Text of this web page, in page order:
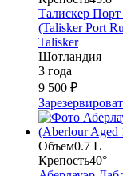
Талискер
(Talisker Port
Talisker
Шотландия
3 года
9 500 ₽
Объем0.7 L
Крепость40°